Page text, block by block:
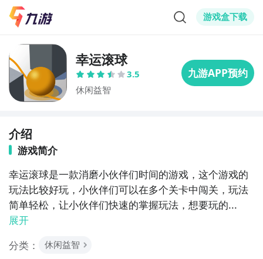
游戏盒下载
幸运滚球
3.5
休闲益智
介绍
游戏简介
幸运滚球是一款消磨小伙伴们时间的游戏，这个游戏的
玩法比较好玩，小伙伴们可以在多个关卡中闯关，玩法
简单轻松，让小伙伴们快速的掌握玩法，想要玩的...
展开
分类：
休闲益智